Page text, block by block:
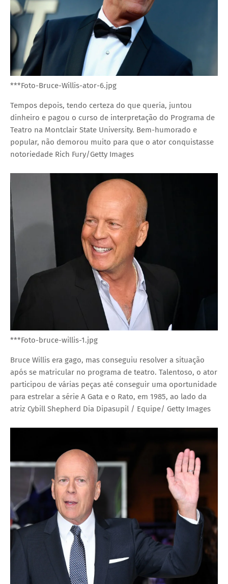
***Foto-Bruce-Willis-ator-6.jpg
Tempos depois, tendo certeza do que queria, juntou
dinheiro e pagou o curso de interpretação do Programa de
Teatro na Montclair State University. Bem-humorado e
popular, não demorou muito para que o ator conquistasse
notoriedade Rich Fury/Getty Images
***Foto-bruce-willis-1.jpg
Bruce Willis era gago, mas conseguiu resolver a situação
após se matricular no programa de teatro. Talentoso, o ator
participou de várias peças até conseguir uma oportunidade
para estrelar a série A Gata e o Rato, em 1985, ao lado da
atriz Cybill Shepherd Dia Dipasupil / Equipe/ Getty Images